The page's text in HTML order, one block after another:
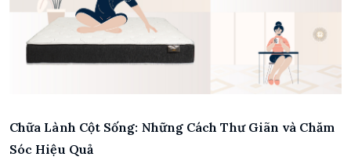
Chữa Lành Cột Sống: Những Cách Thư Giãn và Chăm
Sóc Hiệu Quả